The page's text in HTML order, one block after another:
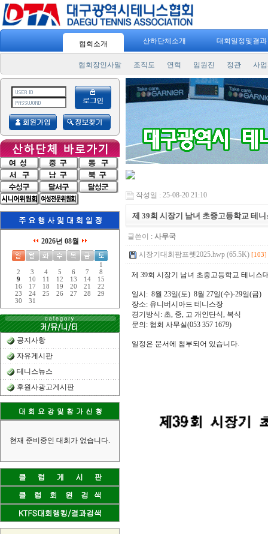
협회소개 산하단체소개 대회일정및결
협회장인사말 조직도 연혁 임원진 정관 사
2026년 08월
1
2
3 4 5 6 7
8
9
10 11 12 13 14
15
16
17 18 19 20 21
22
23
24 25 26 27 28
29
30
31
공지사항
자유게시판
테니스뉴스
후원사광고게시판
현재 준비중인 대회가 없습니다.
작성일 : 25-08-20 21:10
제 39회 시장기 남녀 초중고등학교 테
글쓴이 : 사무국
시장기대회팜프렛2025.hwp (65.5K) [103]
제 39회 시장기 남녀 초중고등학교 테니스
일시: 8월 23일(토) 8월 27일(수)-29일(금)
장소: 유니버시아드 테니스장
경기방식: 초, 중, 고 개인단식, 복식
문의: 협회 사무실(053 357 1679)
일정은 문서에 첨부되어 있습니다.